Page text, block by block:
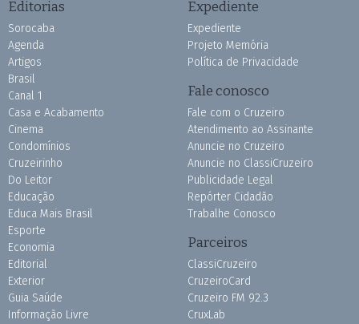
Editorias
Sorocaba
Agenda
Artigos
Brasil
Canal 1
Casa e Acabamento
Cinema
Condomínios
Cruzeirinho
Do Leitor
Educação
Educa Mais Brasil
Esporte
Economia
Editorial
Exterior
Guia Saúde
Informação Livre
Expediente
Expediente
Projeto Memória
Política de Privacidade
Fale conosco
Fale com o Cruzeiro
Atendimento ao Assinante
Anuncie no Cruzeiro
Anuncie no ClassiCruzeiro
Publicidade Legal
Repórter Cidadão
Trabalhe Conosco
Parceiros
ClassiCruzeiro
CruzeiroCard
Cruzeiro FM 92.3
CruxLab